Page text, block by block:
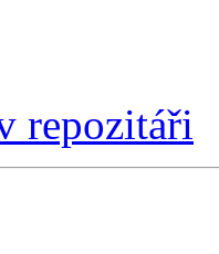
repozitáři